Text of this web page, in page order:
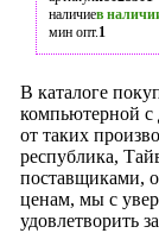
наличиев
мин опт.1
В каталоге
компьютерной
от таких
республика,
поставщиками,
ценам, мы с
удовлетворить